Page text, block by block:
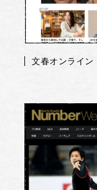
文春オンライン